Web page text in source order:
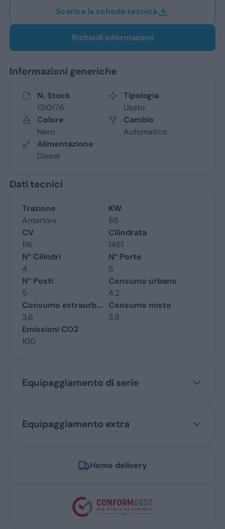
Scarica la scheda tecnica
Richiedi informazioni
Informazioni generiche
N. Stock
1310176
Tipologia
Usato
Colore
Nero
Cambio
Automatico
Alimentazione
Diesel
Dati tecnici
Trazione
Anteriore
KW
85
CV
116
Cilindrata
1461
N° Cilindri
4
N° Porte
5
N° Posti
5
Consumo urbano
4.2
Consumo extraurb...
3.6
Consumo misto
3.8
Emissioni CO2
100
Equipaggiamento di serie
Equipaggiamento extra
Home delivery